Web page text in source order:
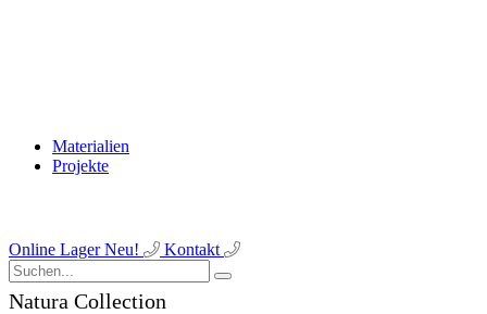
Materialien
Projekte
Online LagerNeu! Kontakt
Natura Collection